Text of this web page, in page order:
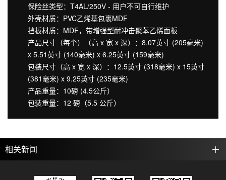
保险丝类型：T4AL/250V - 用户不可自行维护
外壳材质：PVC乙烯基包裹MDF
挡板材质：MDF，带增强型耐冲击聚苯乙烯面板
产品尺寸（每个）（高 x 宽 x 深）：8.07英寸 (205毫米)
x 5.51英寸 (140毫米) x 6.25英寸 (159毫米)
包装尺寸（高 x 宽 x 深）：12.5英寸 (318毫米) x 15英寸
(381毫米) x 9.25英寸 (235毫米)
产品重量：10磅 (4.5公斤）
包装重量：12 磅（5.5 公斤）
相关新闻